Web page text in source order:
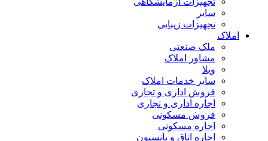
سایر
تجهیزات زیبایی
املاک
ملک صنعتی
مشاور املاک
ویلا
سایر خدمات املاک
فروش اداری و تجاری
اجاره اداری و تجاری
فروش مسکونی
اجاره مسکونی
اجاره اتاق و پانسیون